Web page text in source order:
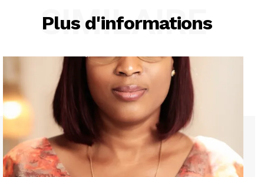
Plus d'informations
SIMILAIRE